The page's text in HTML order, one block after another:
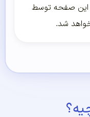
صفحه توسط
شد.